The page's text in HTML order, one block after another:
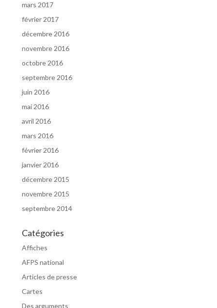
mars 2017
février 2017
décembre 2016
novembre 2016
octobre 2016
septembre 2016
juin 2016
mai 2016
avril 2016
mars 2016
février 2016
janvier 2016
décembre 2015
novembre 2015
septembre 2014
Catégories
Affiches
AFPS national
Articles de presse
Cartes
Des arguments